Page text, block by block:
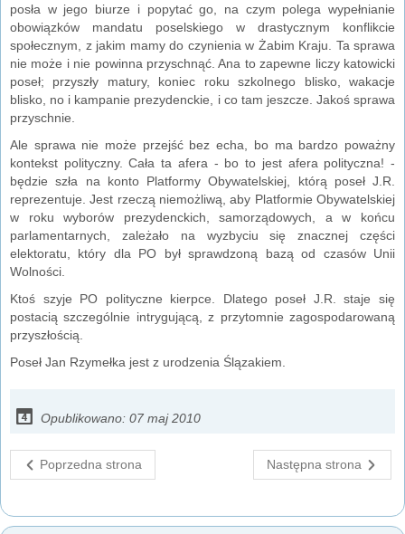
posła w jego biurze i popytać go, na czym polega wypełnianie
obowiązków mandatu poselskiego w drastycznym konflikcie
społecznym, z jakim mamy do czynienia w Żabim Kraju. Ta sprawa
nie może i nie powinna przyschnąć. Ana to zapewne liczy katowicki
poseł; przyszły matury, koniec roku szkolnego blisko, wakacje
blisko, no i kampanie prezydenckie, i co tam jeszcze. Jakoś sprawa
przyschnie.
Ale sprawa nie może przejść bez echa, bo ma bardzo poważny
kontekst polityczny. Cała ta afera - bo to jest afera polityczna! -
będzie szła na konto Platformy Obywatelskiej, którą poseł J.R.
reprezentuje. Jest rzeczą niemożliwą, aby Platformie Obywatelskiej
w roku wyborów prezydenckich, samorządowych, a w końcu
parlamentarnych, zależało na wyzbyciu się znacznej części
elektoratu, który dla PO był sprawdzoną bazą od czasów Unii
Wolności.
Ktoś szyje PO polityczne kierpce. Dlatego poseł J.R. staje się
postacią szczególnie intrygującą, z przytomnie zagospodarowaną
przyszłością.
Poseł Jan Rzymełka jest z urodzenia Ślązakiem.
Opublikowano: 07 maj 2010
Poprzedna strona Następna strona